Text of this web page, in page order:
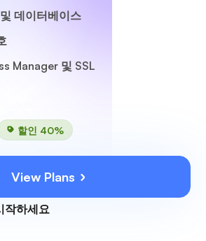
데이터베이스
Manager 및 SSL
할인 40%
View Plans
작하세요